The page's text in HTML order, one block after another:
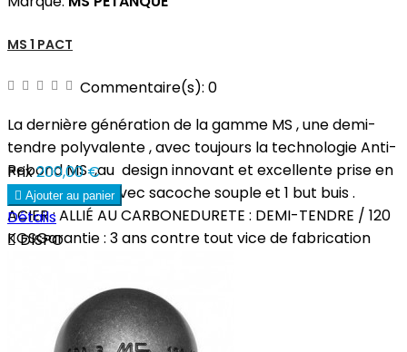
MS 1 PACT
Commentaire(s): 0
La dernière génération de la gamme MS , une demi-
tendre polyvalente , avec toujours la technologie Anti-
Rebond MS ,au design innovant et excellente prise en
main.Livraison avec sacoche souple et 1 but buis .
ACIER : ALLIÉ AU CARBONEDURETE : DEMI-TENDRE / 120
KGSGarantie : 3 ans contre tout vice de fabrication
Prix200,00 €
 Ajouter au panier
Détails
DISPO